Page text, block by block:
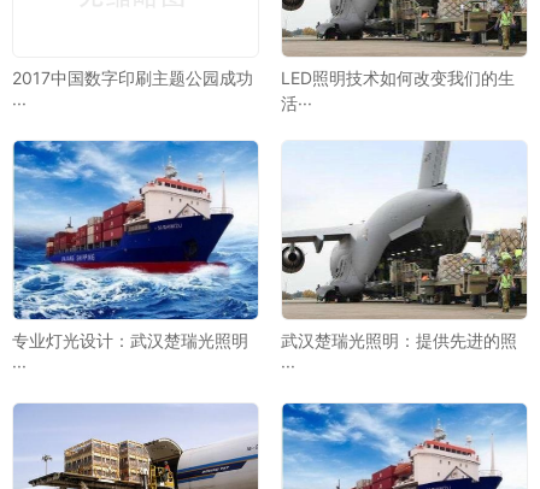
2017中国数字印刷主题公园成功
···
LED照明技术如何改变我们的生
活···
专业灯光设计：武汉楚瑞光照明
···
武汉楚瑞光照明：提供先进的照
···